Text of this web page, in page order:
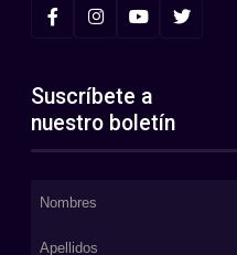
Suscríbete a
nuestro boletín